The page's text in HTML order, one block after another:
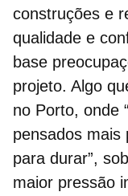
construções e
qualidade e
base
projeto. Algo
no Porto, onde “
pensados mais
para durar”,
maior pressão